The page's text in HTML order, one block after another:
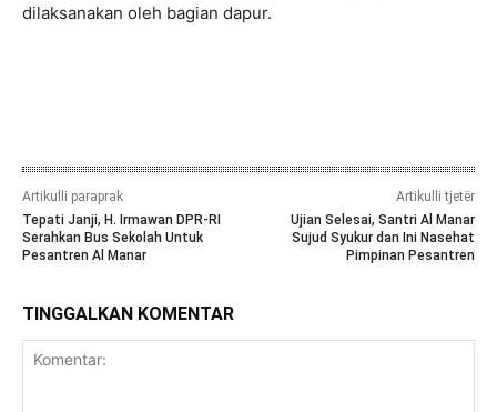
dilaksanakan oleh bagian dapur.
Artikulli paraprak
Tepati Janji, H. Irmawan DPR-RI
Serahkan Bus Sekolah Untuk
Pesantren Al Manar
Artikulli tjetër
Ujian Selesai, Santri Al Manar
Sujud Syukur dan Ini Nasehat
Pimpinan Pesantren
TINGGALKAN KOMENTAR